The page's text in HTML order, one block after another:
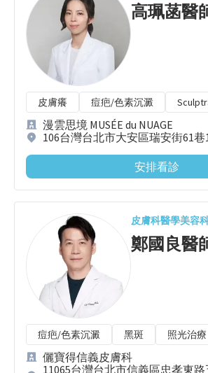
高珮菡醫
皮膚癢 痘疤/色素沉澱
漫雲思境 MUSÉE du NUAGE
106台灣台北市大安區瑞安街61巷
安排看診
皮膚科醫學美容
鄭國良醫
痘疤/色素沉澱 黑斑 照光治療
儷寶得信義皮膚科
11065台灣台北市信義區忠孝東路